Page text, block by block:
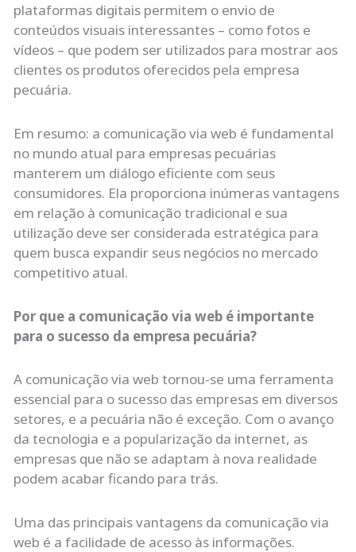
plataformas digitais permitem o envio de
conteúdos visuais interessantes – como fotos e
vídeos – que podem ser utilizados para mostrar aos
clientes os produtos oferecidos pela empresa
pecuária.
Em resumo: a comunicação via web é fundamental
no mundo atual para empresas pecuárias
manterem um diálogo eficiente com seus
consumidores. Ela proporciona inúmeras vantagens
em relação à comunicação tradicional e sua
utilização deve ser considerada estratégica para
quem busca expandir seus negócios no mercado
competitivo atual.
Por que a comunicação via web é importante
para o sucesso da empresa pecuária?
A comunicação via web tornou-se uma ferramenta
essencial para o sucesso das empresas em diversos
setores, e a pecuária não é exceção. Com o avanço
da tecnologia e a popularização da internet, as
empresas que não se adaptam à nova realidade
podem acabar ficando para trás.
Uma das principais vantagens da comunicação via
web é a facilidade de acesso às informações.